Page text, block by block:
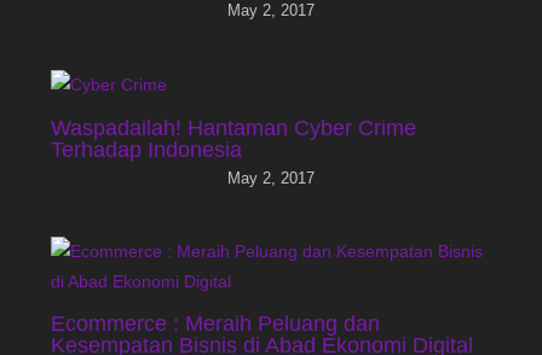
May 2, 2017
Waspadailah! Hantaman Cyber Crime
Terhadap Indonesia
May 2, 2017
Ecommerce : Meraih Peluang dan
Kesempatan Bisnis di Abad Ekonomi Digital